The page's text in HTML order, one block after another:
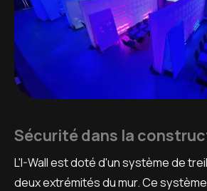
Sécurité dans la
L'I-Wall est doté d'un système de
deux extrémités du mur. Ce